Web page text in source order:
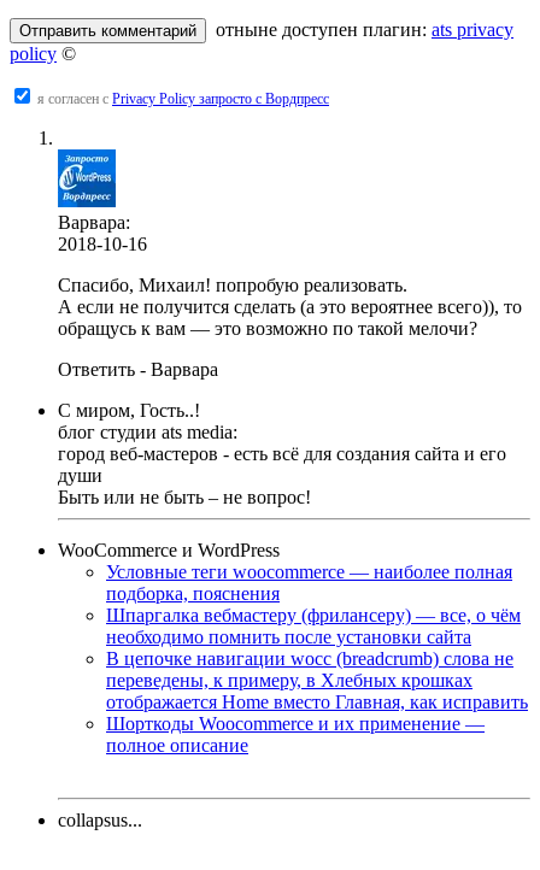
отныне доступен плагин: ats privacy
policy ©
я согласен с Privacy Policy запросто с Вордпресс
Варвара:
2018-10-16
Спасибо, Михаил! попробую реализовать.
А если не получится сделать (а это вероятнее всего)), то
обращусь к вам — это возможно по такой мелочи?
Ответить - Варвара
С миром, Гость..!
блог студии ats media:
город веб-мастеров - есть всё для создания сайта и его
души
Быть или не быть – не вопрос!
WooCommerce и WordPress
Условные теги woocommerce — наиболее полная
подборка, пояснения
Шпаргалка вебмастеру (фрилансеру) — все, о чём
необходимо помнить после установки сайта
В цепочке навигации wocc (breadcrumb) слова не
переведены, к примеру, в Хлебных крошках
отображается Home вместо Главная, как исправить
Шорткоды Woocommerce и их применение —
полное описание
collapsus...